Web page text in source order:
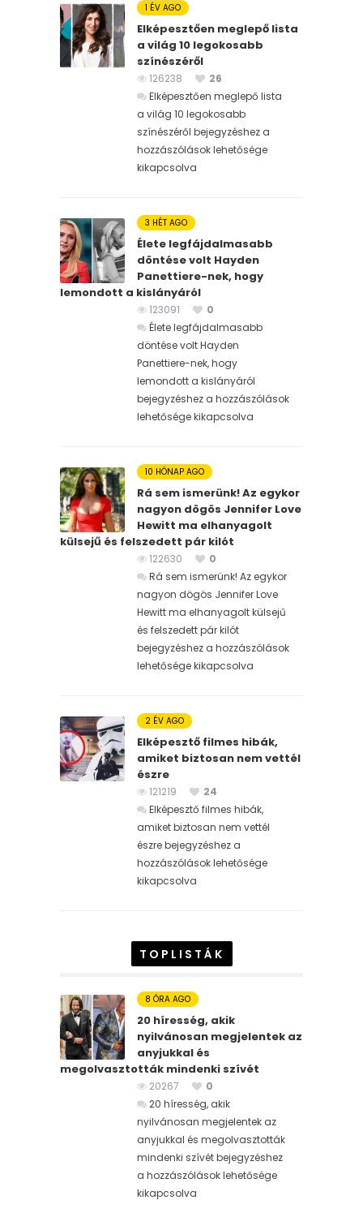
1 ÉV AGO
Elképesztően meglepő lista
a világ 10 legokosabb
színészéről
126238
26
Elképesztően meglepő lista
a világ 10 legokosabb
színészéről bejegyzéshez a
hozzászólások lehetősége
kikapcsolva
3 HÉT AGO
Élete legfájdalmasabb
döntése volt Hayden
Panettiere-nek, hogy
lemondott a kislányáról
123091
0
Élete legfájdalmasabb
döntése volt Hayden
Panettiere-nek, hogy
lemondott a kislányáról
bejegyzéshez a hozzászólások
lehetősége kikapcsolva
10 HÓNAP AGO
Rá sem ismerünk! Az egykor
nagyon dögös Jennifer Love
Hewitt ma elhanyagolt
külsejű és felszedett pár kilót
122630
0
Rá sem ismerünk! Az egykor
nagyon dögös Jennifer Love
Hewitt ma elhanyagolt külsejű
és felszedett pár kilót
bejegyzéshez a hozzászólások
lehetősége kikapcsolva
2 ÉV AGO
Elképesztő filmes hibák,
amiket biztosan nem vettél
észre
121219
24
Elképesztő filmes hibák,
amiket biztosan nem vettél
észre bejegyzéshez a
hozzászólások lehetősége
kikapcsolva
TOPLISTÁK
8 ÓRA AGO
20 híresség, akik
nyilvánosan megjelentek az
anyjukkal és
megolvasztották mindenki szívét
20267
0
20 híresség, akik
nyilvánosan megjelentek az
anyjukkal és megolvasztották
mindenki szívét bejegyzéshez
a hozzászólások lehetősége
kikapcsolva